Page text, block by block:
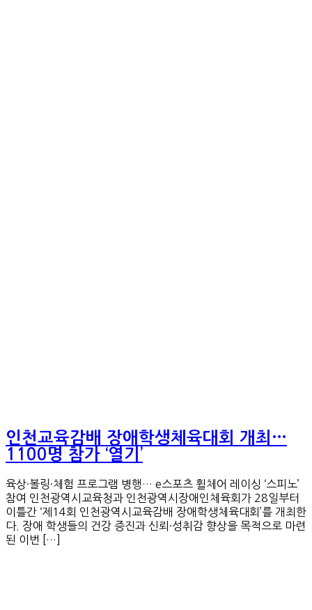
인천교육감배 장애학생체육대회 개최…
1100명 참가 ‘열기’
육상·볼링·체험 프로그램 병행… e스포츠 휠체어 레이싱 ‘스피노’
참여 인천광역시교육청과 인천광역시장애인체육회가 28일부터
이틀간 ‘제14회 인천광역시교육감배 장애학생체육대회’를 개최한
다. 장애 학생들의 건강 증진과 신뢰·성취감 향상을 목적으로 마련
된 이번 […]